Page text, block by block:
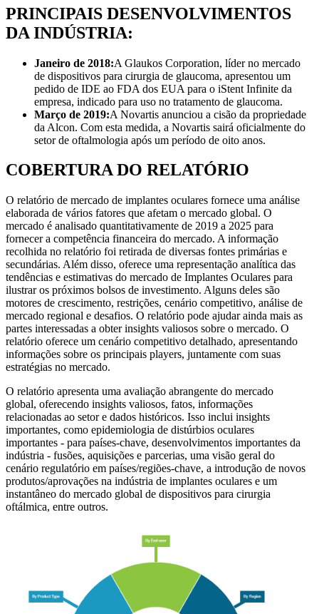
PRINCIPAIS DESENVOLVIMENTOS
DA INDÚSTRIA:
Janeiro de 2018:A Glaukos Corporation, líder no mercado
de dispositivos para cirurgia de glaucoma, apresentou um
pedido de IDE ao FDA dos EUA para o iStent Infinite da
empresa, indicado para uso no tratamento de glaucoma.
Março de 2019:A Novartis anunciou a cisão da propriedade
da Alcon. Com esta medida, a Novartis sairá oficialmente do
setor de oftalmologia após um período de oito anos.
COBERTURA DO RELATÓRIO
O relatório de mercado de implantes oculares fornece uma análise
elaborada de vários fatores que afetam o mercado global. O
mercado é analisado quantitativamente de 2019 a 2025 para
fornecer a competência financeira do mercado. A informação
recolhida no relatório foi retirada de diversas fontes primárias e
secundárias. Além disso, oferece uma representação analítica das
tendências e estimativas do mercado de Implantes Oculares para
ilustrar os próximos bolsos de investimento. Alguns deles são
motores de crescimento, restrições, cenário competitivo, análise de
mercado regional e desafios. O relatório pode ajudar ainda mais as
partes interessadas a obter insights valiosos sobre o mercado. O
relatório oferece um cenário competitivo detalhado, apresentando
informações sobre os principais players, juntamente com suas
estratégias no mercado.
O relatório apresenta uma avaliação abrangente do mercado
global, oferecendo insights valiosos, fatos, informações
relacionadas ao setor e dados históricos. Isso inclui insights
importantes, como epidemiologia de distúrbios oculares
importantes - para países-chave, desenvolvimentos importantes da
indústria - fusões, aquisições e parcerias, uma visão geral do
cenário regulatório em países/regiões-chave, a introdução de novos
produtos/aprovações na indústria de implantes oculares e um
instantâneo do mercado global de dispositivos para cirurgia
oftálmica, entre outros.